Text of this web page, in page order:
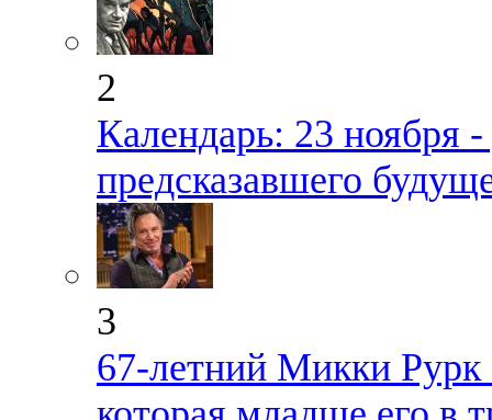
2
Календарь: 23 ноября
предсказавшего
3
67-летний Микки Рурк